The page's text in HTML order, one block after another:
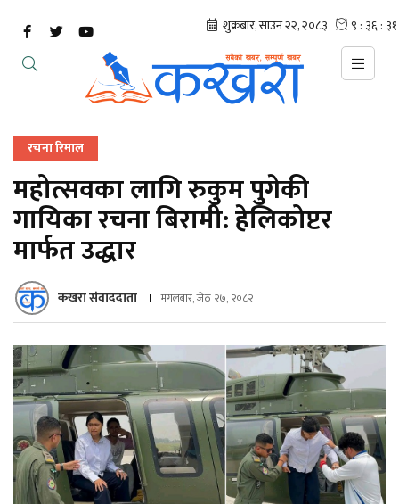
रचना रिमाल
महोत्सवका लागि रुकुम पुगेकी
गायिका रचना बिरामी: हेलिकोप्टर
मार्फत उद्धार
कखरा संवाददाता मंगलबार, जेठ २७, २०८२